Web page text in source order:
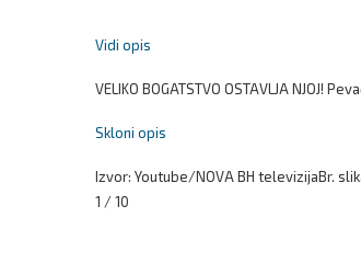
Vidi opis
VELIKO BOGATSTVO OSTAVLJA NJOJ!
Skloni opis
Izvor: Youtube/NOVA BH televizijaBr.
1 / 10